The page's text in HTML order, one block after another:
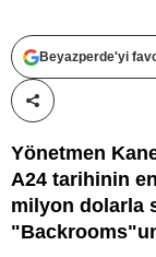
Beyazperde'yi
Paylaş!
Yönetmen
A24 tarihinin
milyon dolarla